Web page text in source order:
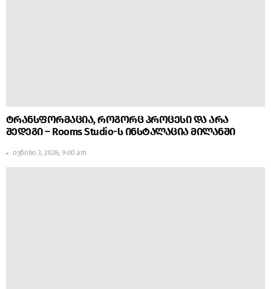
ტრანსფორმაცია, როგორც პროცესი და არა
შედეგი – Rooms Studio-ს ინსტალაცია მილანში
ივნისი 3, 2026, 9:00 am